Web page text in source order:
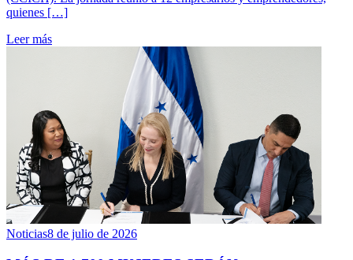
quienes […]
Leer más
Noticias8 de julio de 2026